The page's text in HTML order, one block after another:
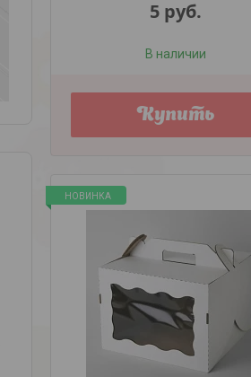
5 руб.
В наличии
Купить
НОВИНКА